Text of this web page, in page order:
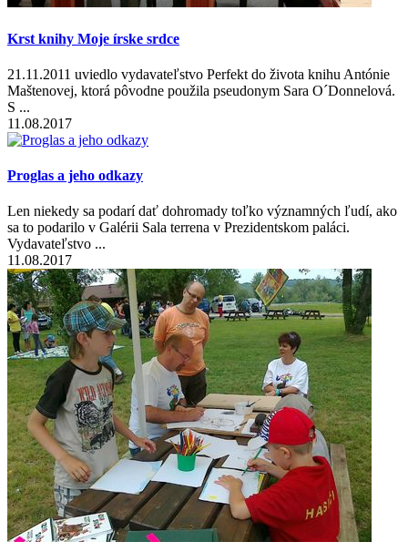
Krst knihy Moje írske srdce
21.11.2011 uviedlo vydavateľstvo Perfekt do života knihu Antónie
Maštenovej, ktorá pôvodne použila pseudonym Sara O´Donnelová.
S ...
11.08.2017
Proglas a jeho odkazy
Len niekedy sa podarí dať dohromady toľko významných ľudí, ako
sa to podarilo v Galérii Sala terrena v Prezidentskom paláci.
Vydavateľstvo ...
11.08.2017